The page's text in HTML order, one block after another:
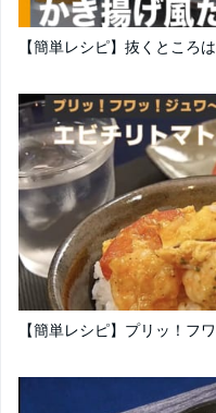
【簡単レシピ】抜くところ
【簡単レシピ】プリッ！フ